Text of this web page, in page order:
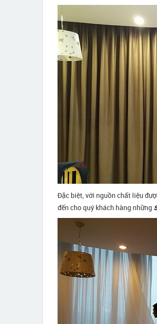
Đặc biệt, với nguồn chất liệu
đến cho quý khách hàng những